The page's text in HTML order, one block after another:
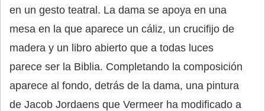
en un gesto teatral. La dama se apoya en una
mesa en la que aparece un cáliz, un crucifijo de
madera y un libro abierto que a todas luces
parece ser la Biblia. Completando la composición
aparece al fondo, detrás de la dama, una pintura
de Jacob Jordaens que Vermeer ha modificado a